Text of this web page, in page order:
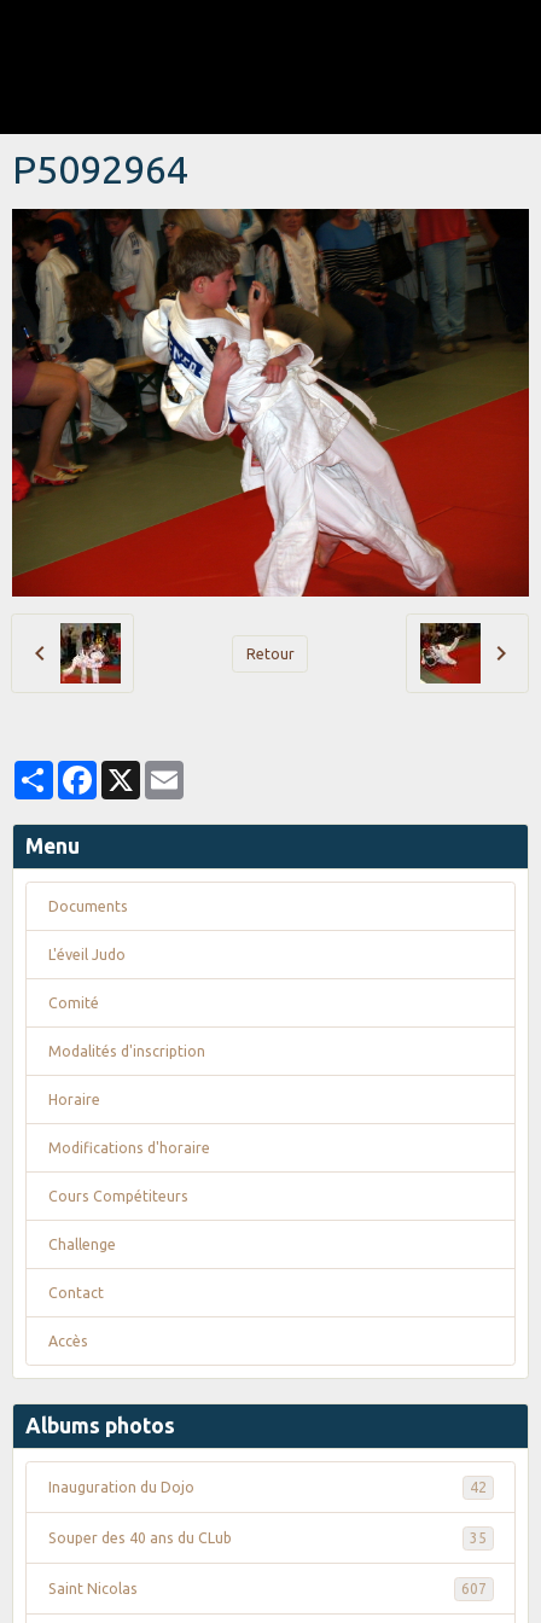
P5092964
Retour
PartagerFacebook
X
Menu
Documents
L'éveil Judo
Comité
Modalités d'inscription
Horaire
Modifications d'horaire
Cours Compétiteurs
Challenge
Contact
Accès
Albums photos
Inauguration du Dojo 42
Souper des 40 ans du CLub 35
Saint Nicolas 607